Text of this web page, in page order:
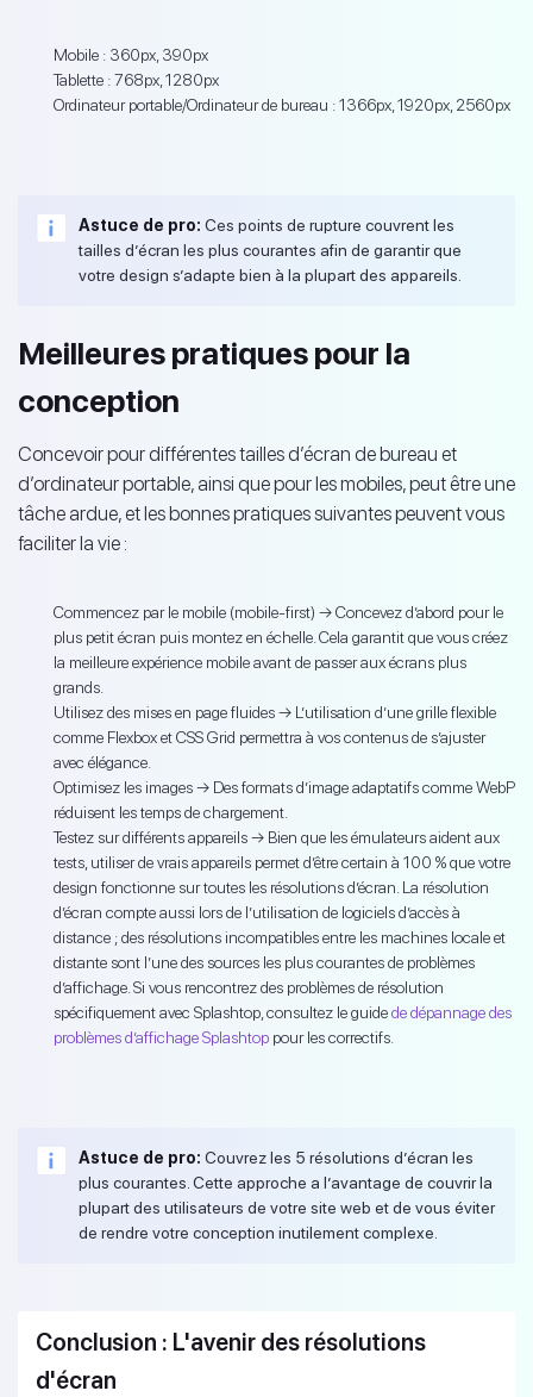
Mobile : 360px, 390px
Tablette : 768px, 1280px
Ordinateur portable/Ordinateur de bureau : 1366px, 1920px, 2560px
Astuce de pro: Ces points de rupture couvrent les
tailles d’écran les plus courantes afin de garantir que
votre design s’adapte bien à la plupart des appareils.
Meilleures pratiques pour la
conception
Concevoir pour différentes tailles d’écran de bureau et
d’ordinateur portable, ainsi que pour les mobiles, peut être une
tâche ardue, et les bonnes pratiques suivantes peuvent vous
faciliter la vie :
Commencez par le mobile (mobile-first) → Concevez d’abord pour le
plus petit écran puis montez en échelle. Cela garantit que vous créez
la meilleure expérience mobile avant de passer aux écrans plus
grands.
Utilisez des mises en page fluides → L’utilisation d’une grille flexible
comme Flexbox et CSS Grid permettra à vos contenus de s’ajuster
avec élégance.
Optimisez les images → Des formats d’image adaptatifs comme WebP
réduisent les temps de chargement.
Testez sur différents appareils → Bien que les émulateurs aident aux
tests, utiliser de vrais appareils permet d’être certain à 100 % que votre
design fonctionne sur toutes les résolutions d’écran. La résolution
d’écran compte aussi lors de l’utilisation de logiciels d’accès à
distance ; des résolutions incompatibles entre les machines locale et
distante sont l’une des sources les plus courantes de problèmes
d’affichage. Si vous rencontrez des problèmes de résolution
spécifiquement avec Splashtop, consultez le guidede dépannage des
problèmes d’affichage Splashtop pour les correctifs.
Astuce de pro: Couvrez les 5 résolutions d’écran les
plus courantes. Cette approche a l’avantage de couvrir la
plupart des utilisateurs de votre site web et de vous éviter
de rendre votre conception inutilement complexe.
Conclusion : L'avenir des résolutions
d'écran